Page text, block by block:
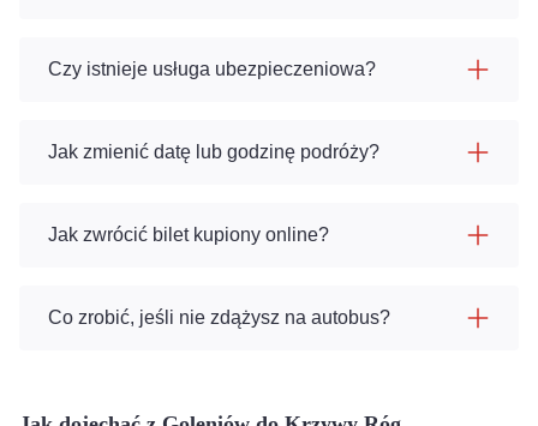
Czy istnieje usługa ubezpieczeniowa?
Jak zmienić datę lub godzinę podróży?
Jak zwrócić bilet kupiony online?
Co zrobić, jeśli nie zdążysz na autobus?